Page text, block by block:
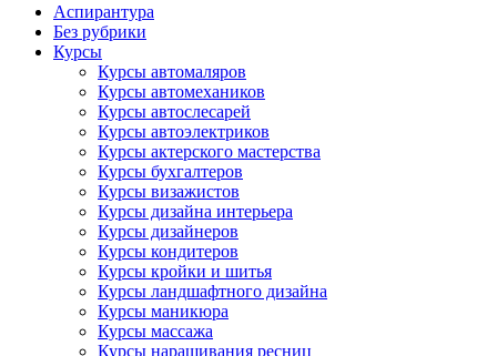
Аспирантура
Без рубрики
Курсы
Курсы автомаляров
Курсы автомехаников
Курсы автослесарей
Курсы автоэлектриков
Курсы актерского мастерства
Курсы бухгалтеров
Курсы визажистов
Курсы дизайна интерьера
Курсы дизайнеров
Курсы кондитеров
Курсы кройки и шитья
Курсы ландшафтного дизайна
Курсы маникюра
Курсы массажа
Курсы наращивания ресниц